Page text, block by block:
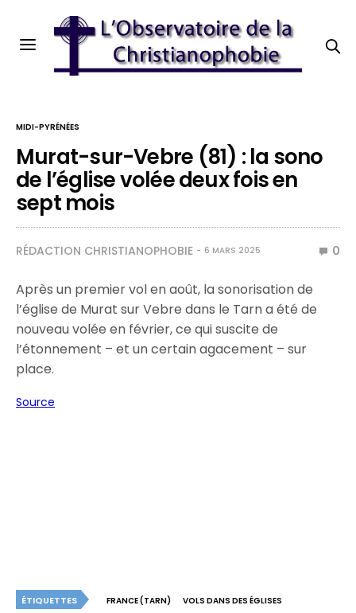
MIDI-PYRÉNÉES
Murat-sur-Vebre (81) : la sono
de l’église volée deux fois en
sept mois
RÉDACTION CHRISTIANOPHOBIE 6 MARS 2025 0
Après un premier vol en août, la sonorisation de
l’église de Murat sur Vebre dans le Tarn a été de
nouveau volée en février, ce qui suscite de
l’étonnement – et un certain agacement – sur
place.
Source
ÉTIQUETTES FRANCE (TARN) VOLS DANS DES ÉGLISES